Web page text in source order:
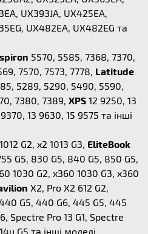
UX393JA, UX425EA,
UX482EA, UX482EG та
5570, 5585, 7368, 7370,
7570, 7573, 7778, Latitude
5289, 5290, 5490, 5590,
7380, 7389, XPS 12 9250, 13
13 9630, 15 9575 та інші
G2, x2 1013 G3, EliteBook
G5, 830 G5, 840 G5, 850 G5,
1030 G2, x360 1030 G3, x360
X2, Pro X2 612 G2,
G5, 440 G6, 445 G5, 445
Spectre Pro 13 G1, Spectre
G5 та інші моделі